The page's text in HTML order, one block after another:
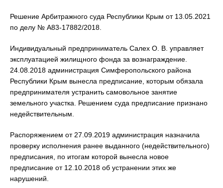
Решение Арбитражного суда Республики Крым от 13.05.2021
по делу № А83-17882/2018.
Индивидуальный предприниматель Салех О. В. управляет
эксплуатацией жилищного фонда за вознаграждение.
24.08.2018 администрация Симферопольского района
Республики Крым вынесла предписание, которым обязала
предпринимателя устранить самовольное занятие
земельного участка. Решением суда предписание признано
недействительным.
Распоряжением от 27.09.2019 администрация назначила
проверку исполнения ранее выданного (недействительного)
предписания, по итогам которой вынесла новое
предписание от 12.10.2018 об устранении этих же
нарушений.